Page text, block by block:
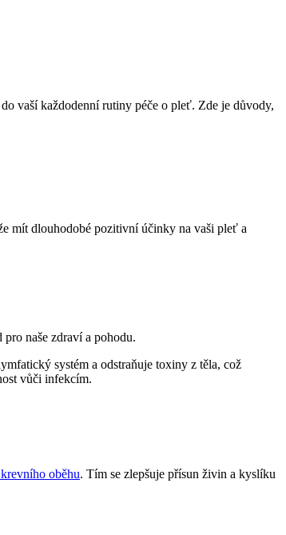
vaší každodenní rutiny péče o pleť. Zde je důvody,
mít dlouhodobé pozitivní účinky na vaši pleť a
naše zdraví a pohodu.
systém a odstraňuje toxiny z těla, což
vůči infekcím.
oběhu. Tím se zlepšuje přísun živin a kyslíku